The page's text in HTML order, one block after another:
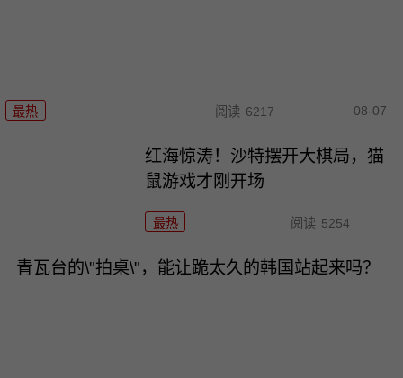
最热 阅读 6217 08-07
红海惊涛！沙特摆开大棋局，猫
鼠游戏才刚开场
最热 阅读 5254
青瓦台的\"拍桌\"，能让跪太久的韩国站起来吗？